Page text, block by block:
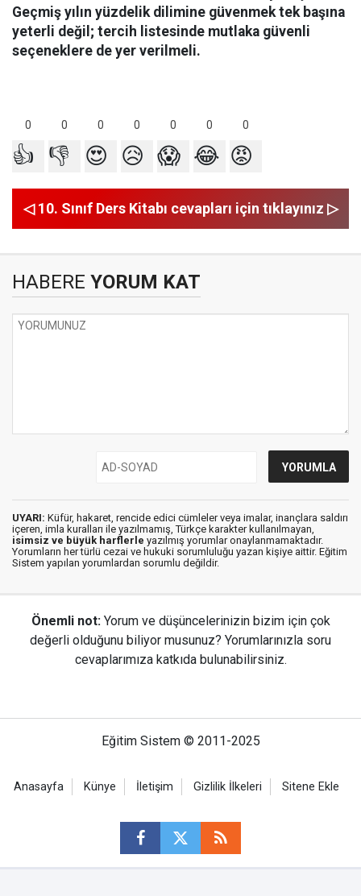
Geçmiş yılın yüzdelik dilimine güvenmek tek başına
yeterli değil; tercih listesinde mutlaka güvenli
seçeneklere de yer verilmeli.
0 0 0 0 0 0 0
👍 👎 😍 😥 😱 😂 😡
◁ 10. Sınıf Ders Kitabı cevapları için tıklayınız ▷
HABERE YORUM KAT
UYARI: Küfür, hakaret, rencide edici cümleler veya imalar, inançlara saldırı
içeren, imla kuralları ile yazılmamış, Türkçe karakter kullanılmayan,
isimsiz ve büyük harflerle yazılmış yorumlar onaylanmamaktadır.
Yorumların her türlü cezai ve hukuki sorumluluğu yazan kişiye aittir. Eğitim
Sistem yapılan yorumlardan sorumlu değildir.
Önemli not: Yorum ve düşüncelerinizin bizim için çok
değerli olduğunu biliyor musunuz? Yorumlarınızla soru
cevaplarımıza katkıda bulunabilirsiniz.
Eğitim Sistem © 2011-2025
Anasayfa Künye İletişim Gizlilik İlkeleri Sitene Ekle